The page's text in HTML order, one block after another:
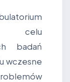
celu
badań
wczesne